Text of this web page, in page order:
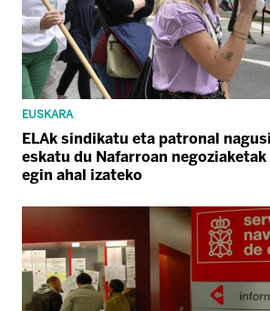
EUSKARA
ELAk sindikatu eta patronal
eskatu du Nafarroan negoziaketak
egin ahal izateko